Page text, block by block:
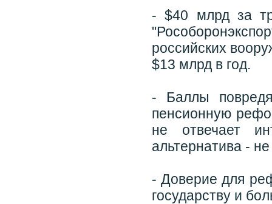
- $40 млрд за
российских
$13 млрд в год.
- Баллы
пенсионную
не отвечает
альтернатива -
- Доверие для
государству и